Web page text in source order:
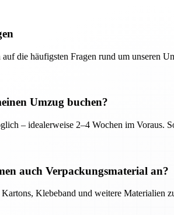
die häufigsten Fragen rund um unseren
Umzug buchen?
– idealerweise 2–4 Wochen im Voraus.
auch Verpackungsmaterial an?
Klebeband und weitere Materialien